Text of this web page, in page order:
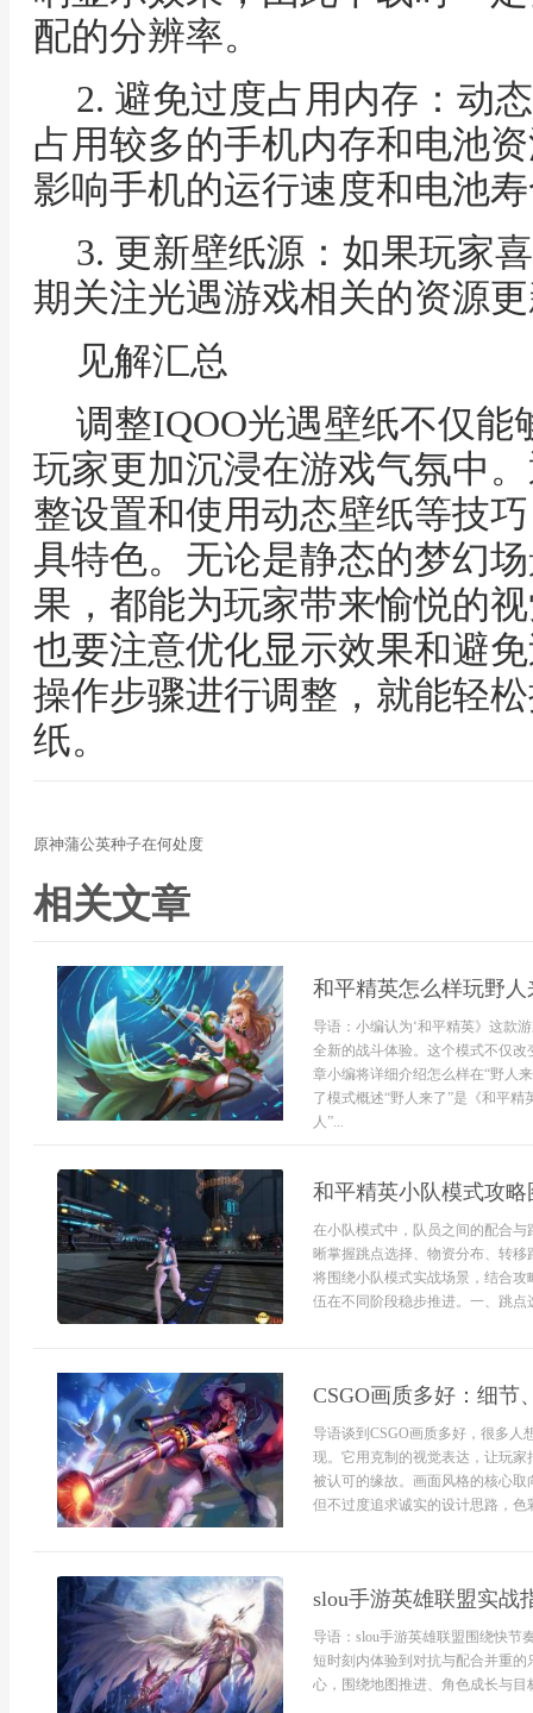
配的分辨率。
2. 避免过度占用内存：动
占用较多的手机内存和电池
影响手机的运行速度和电池
3. 更新壁纸源：如果玩家
期关注光遇游戏相关的资源
见解汇总
调整IQOO光遇壁纸不仅
玩家更加沉浸在游戏气氛中
整设置和使用动态壁纸等技
具特色。无论是静态的梦幻
果，都能为玩家带来愉悦的
也要注意优化显示效果和避
操作步骤进行调整，就能轻
纸。
原神蒲公英种子在何处度
相关文章
和平精英怎么样玩野人
导语：小编认为‘和平精英》这款
全新的战斗体验。这个模式不仅
章小编将详细介绍怎么样在“野人
了模式概述“野人来了”是《和平
人”...
和平精英小队模式攻略
在小队模式中，队员之间的配合
晰掌握跳点选择、物资分布、转
将围绕小队模式实战场景，结合
伍在不同阶段稳步推进。一、跳点
CSGO画质多好：细节
导语谈到CSGO画质多好，很多人
现。它用克制的视觉表达，让玩
被认可的缘故。画面风格的核心
但不过度追求诚实的设计思路，色
slou手游英雄联盟实战
导语：slou手游英雄联盟围绕快节
短时刻内体验到对抗与配合并重
心，围绕地图推进、角色成长与目